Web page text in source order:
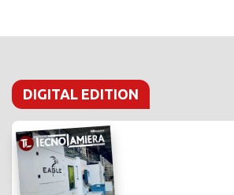
DIGITAL EDITION